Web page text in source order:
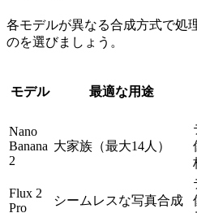
各モデルが異なる合成方式で処
のを選びましょう。
モデル 最適な用途
Nano
Banana
2
大家族（最大14人）
Flux 2
Pro
シームレスな写真合成